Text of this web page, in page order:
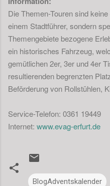
Die Themen-Touren sind
einem Stadtführer, sondern
Themengebiete bezogene
ein historisches Fahrzeug,
gemütlichen 2er, 3er und 4er
resultierenden begrenzten
Beförderung von Rollstühlen,
Service-Telefon: 0361 19449
Internet: www.evag-erfurt.de
BlogAdventskalender